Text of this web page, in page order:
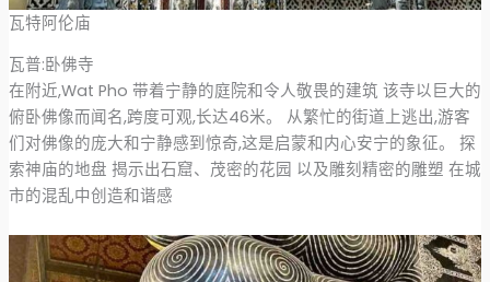
瓦特阿伦庙
瓦普:卧佛寺
在附近,Wat Pho 带着宁静的庭院和令人敬畏的建筑 该寺以巨大的
俯卧佛像而闻名,跨度可观,长达46米。 从繁忙的街道上逃出,游客
们对佛像的庞大和宁静感到惊奇,这是启蒙和内心安宁的象征。 探
索神庙的地盘 揭示出石窟、茂密的花园 以及雕刻精密的雕塑 在城
市的混乱中创造和谐感